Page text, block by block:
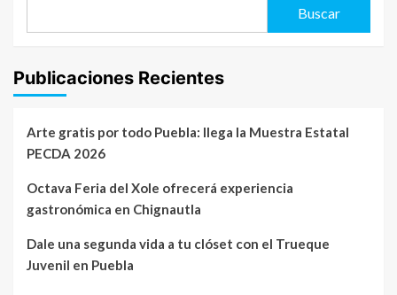
Buscar
Publicaciones Recientes
Arte gratis por todo Puebla: llega la Muestra Estatal
PECDA 2026
Octava Feria del Xole ofrecerá experiencia
gastronómica en Chignautla
Dale una segunda vida a tu clóset con el Trueque
Juvenil en Puebla